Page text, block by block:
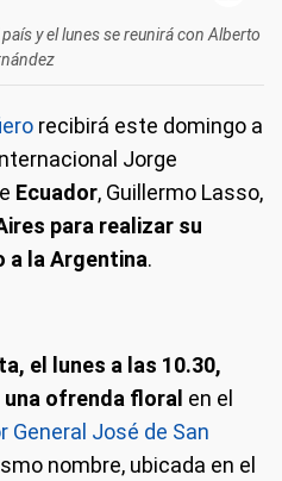
y el lunes se reunirá con Alberto
recibirá este domingo a
Jorge
Ecuador, Guillermo Lasso,
para realizar su
a la Argentina.
el lunes a las 10.30,
ofrenda floral en el
General José de San
nombre, ubicada en el